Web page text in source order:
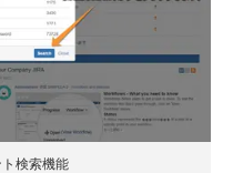
検索機能